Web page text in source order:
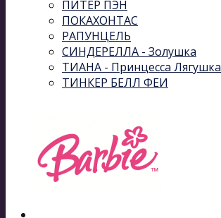
ПИТЕР ПЭН
ПОКАХОНТАС
РАПУНЦЕЛЬ
СИНДЕРЕЛЛА - Золушка
ТИАНА - Принцесса Лягушка
ТИНКЕР БЕЛЛ ФЕИ